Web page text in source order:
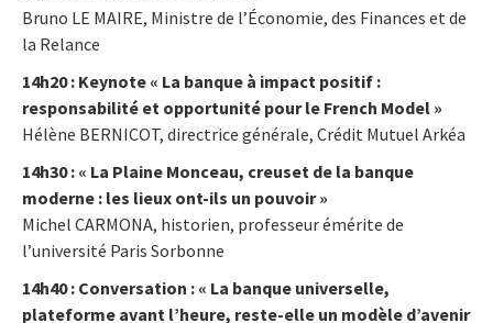
Bruno LE MAIRE, Ministre de l’Économie, des Finances et de
la Relance
14h20 : Keynote « La banque à impact positif :
responsabilité et opportunité pour le French Model »
Hélène BERNICOT, directrice générale, Crédit Mutuel Arkéa
14h30 : « La Plaine Monceau, creuset de la banque
moderne : les lieux ont-ils un pouvoir »
Michel CARMONA, historien, professeur émérite de
l’université Paris Sorbonne
14h40 : Conversation : « La banque universelle,
plateforme avant l’heure, reste-elle un modèle d’avenir